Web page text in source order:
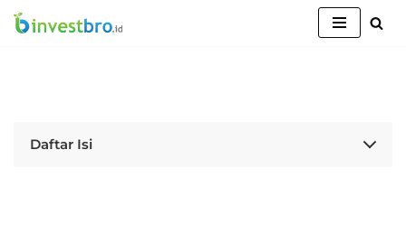
Daftar Isi